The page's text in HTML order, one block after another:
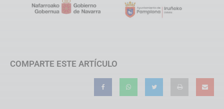
COMPARTE ESTE ARTÍCULO